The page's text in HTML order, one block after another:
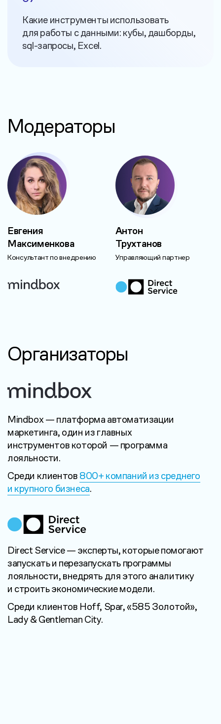
Какие инструменты использовать
для работы с данными: кубы, дашборды,
sql-запросы, Excel.
Модераторы
Евгения
Максименкова
Консультант по внедрению
Антон
Трухтанов
Управляющий партнер
Организаторы
Mindbox — платформа автоматизации
маркетинга, один из главных
инструментов которой — программа
лояльности.
Среди клиентов 800+ компаний из среднего
и крупного бизнеса.
Direct Service — эксперты, которые помогают
запускать и перезапускать программы
лояльности, внедрять для этого аналитику
и строить экономические модели.
Среди клиентов Hoff, Spar, «585 Золотой»,
Lady & Gentleman City.